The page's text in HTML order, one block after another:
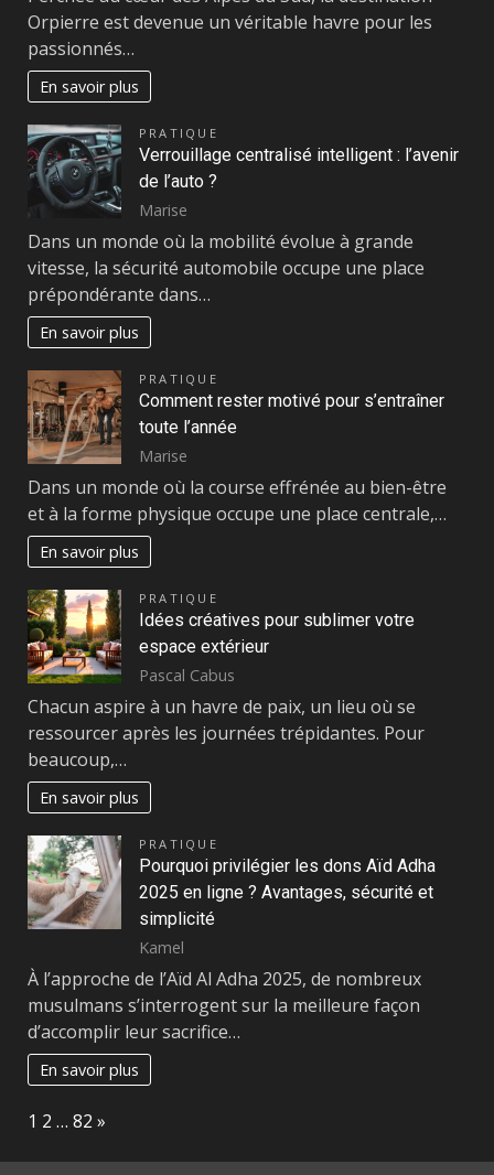
Orpierre est devenue un véritable havre pour les
passionnés…
En savoir plus
PRATIQUE
Verrouillage centralisé intelligent : l’avenir
de l’auto ?
Marise
Dans un monde où la mobilité évolue à grande
vitesse, la sécurité automobile occupe une place
prépondérante dans…
En savoir plus
PRATIQUE
Comment rester motivé pour s’entraîner
toute l’année
Marise
Dans un monde où la course effrénée au bien-être
et à la forme physique occupe une place centrale,…
En savoir plus
PRATIQUE
Idées créatives pour sublimer votre
espace extérieur
Pascal Cabus
Chacun aspire à un havre de paix, un lieu où se
ressourcer après les journées trépidantes. Pour
beaucoup,…
En savoir plus
PRATIQUE
Pourquoi privilégier les dons Aïd Adha
2025 en ligne ? Avantages, sécurité et
simplicité
Kamel
À l’approche de l’Aïd Al Adha 2025, de nombreux
musulmans s’interrogent sur la meilleure façon
d’accomplir leur sacrifice…
En savoir plus
Page:
1 2 … 82 Next
»